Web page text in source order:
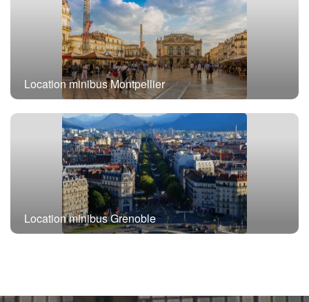
Location minibus Montpellier
Location minibus Grenoble